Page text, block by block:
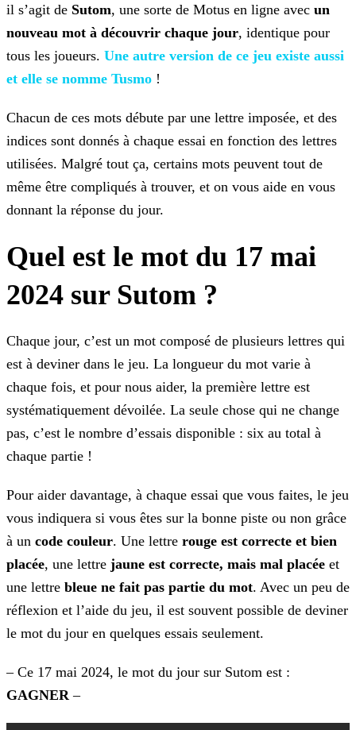
il s’agit de Sutom, une sorte de Motus en ligne avec un
nouveau mot à découvrir chaque jour, identique pour
tous les joueurs. Une autre version de ce jeu existe aussi
et elle se nomme Tusmo !
Chacun de ces mots débute par une lettre imposée, et des
indices sont donnés à chaque essai en fonction des lettres
utilisées. Malgré tout ça, certains mots peuvent tout de
même être compliqués à trouver, et on vous aide en vous
donnant la réponse du jour.
Quel est le mot du 17 mai
2024 sur Sutom ?
Chaque jour, c’est un mot composé de plusieurs lettres qui
est à deviner dans le jeu. La longueur du mot varie à
chaque fois, et pour nous aider, la première lettre est
systématiquement dévoilée. La seule chose qui ne change
pas, c’est le nombre d’essais disponible : six au total à
chaque partie !
Pour aider davantage, à chaque essai que vous faites, le jeu
vous indiquera si vous êtes sur la bonne piste ou non grâce
à un code couleur. Une lettre rouge est correcte et bien
placée, une lettre jaune est correcte, mais mal placée et
une lettre bleue ne fait pas partie du mot. Avec un peu de
réflexion et l’aide du jeu, il est souvent possible de deviner
le mot du jour en quelques essais seulement.
– Ce 17 mai 2024, le mot du jour sur Sutom est :
GAGNER–